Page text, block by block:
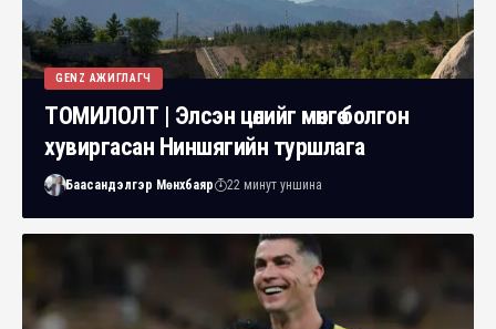
GENZ АЖИГЛАГЧ
ТОМИЛОЛТ | Элсэн цөлийг мөнгө болгон
хувиргасан Ниншягийн туршлага
Баасандэлгэр Мөнхбаяр 22 минут уншина